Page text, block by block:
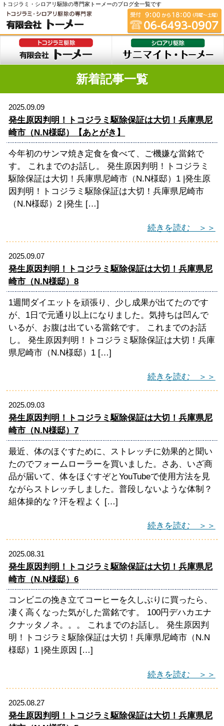
トコジラミ・シロアリ駆除の専門家トーメーのブログ全一覧です
新着記事一覧
2025.09.09
発生原因判明！トコジラミ駆除保証は大切！兵庫県尼
崎市（N.N様邸）【あとがき】
今年初のサンマ焼き定食を食べて、ご機嫌な當銘で
す。 これまでのお話し。 発生原因判明！トコジラミ
駆除保証は大切！兵庫県尼崎市（N.N様邸）1 |発生原
因判明！トコジラミ駆除保証は大切！兵庫県尼崎市
（N.N様邸）2 |発生 […]
続きを読む ＞＞
2025.09.07
発生原因判明！トコジラミ駆除保証は大切！兵庫県尼
崎市（N.N様邸）8
1週間ダイエットを頑張り、少し成果が出てたのです
が、1日で元通り以上になりました。気持ちは凹んで
いるが、お腹は出ている當銘です。 これまでのお話
し。 発生原因判明！トコジラミ駆除保証は大切！兵庫
県尼崎市（N.N様邸）1 […]
続きを読む ＞＞
2025.09.03
発生原因判明！トコジラミ駆除保証は大切！兵庫県尼
崎市（N.N様邸）7
最近、体のほぐすために、ストレッチに効果的と聞い
たのでフォームローラーを買いました。さあ、いざ商
品が届いて、体をほぐすぞとYouTubeで使用方法を見
ながらストレッチしました。普段しないような体制？
組体操的な？汗を程よく […]
続きを読む ＞＞
2025.08.31
発生原因判明！トコジラミ駆除保証は大切！兵庫県尼
崎市（N.N様邸）6
コンビニの挽き立てコーヒーを久しぶりに買ったら、
凄く高くなった気がした當銘です。 100円デハカエナ
クナッタノネ。。。 これまでのお話し。 発生原因判
明！トコジラミ駆除保証は大切！兵庫県尼崎市（N.N
様邸）1 |発生原因 […]
続きを読む ＞＞
2025.08.27
発生原因判明！トコジラミ駆除保証は大切！兵庫県尼